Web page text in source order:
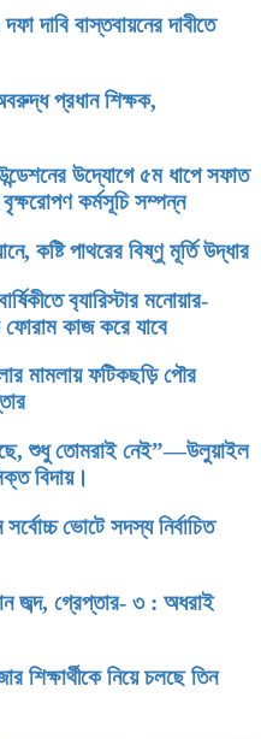
দাবি বাস্তবায়নের দাবীতে
অবরুদ্ধ প্রধান শিক্ষক,
উদ্যোগে ৫ম ধাপে সফাত
কর্মসূচি সম্পন্ন
কষ্টি পাথরের বিষ্ণু মূর্তি উদ্ধার
ব‍্যারিস্টার মনোয়ার-
ফোরাম কাজ করে যাবে
মামলায় ফটিকছড়ি পৌর
শুধু তোমরাই নেই”—উলুয়াইল
বিদায়।
ভোটে সদস্য নির্বাচিত
জব্দ, গ্রেপ্তার- ৩ : অধরাই
শিক্ষার্থীকে নিয়ে চলছে তিন